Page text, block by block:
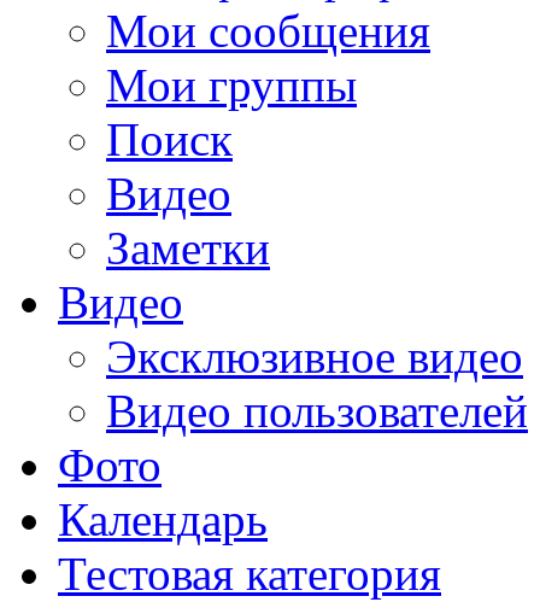
Мои сообщения
Мои группы
Поиск
Видео
Заметки
Видео
Эксклюзивное видео
Видео пользователей
Фото
Календарь
Тестовая категория